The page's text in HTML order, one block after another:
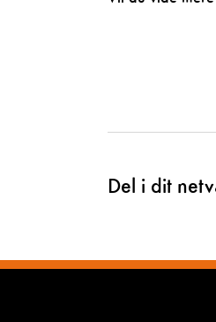
Del i dit